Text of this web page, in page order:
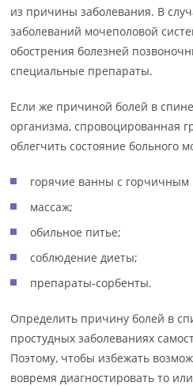
из причины заболевания. В
заболеваний мочеполовой
обострения болезней
специальные препараты.
Если же причиной болей в
организма, спровоцированная
облегчить состояние больного
горячие ванны с
массаж;
обильное питье;
соблюдение диеты;
препараты-сорбенты.
Определить причину болей в
простудных заболеваниях
Поэтому, чтобы избежать
вовремя диагностировать то